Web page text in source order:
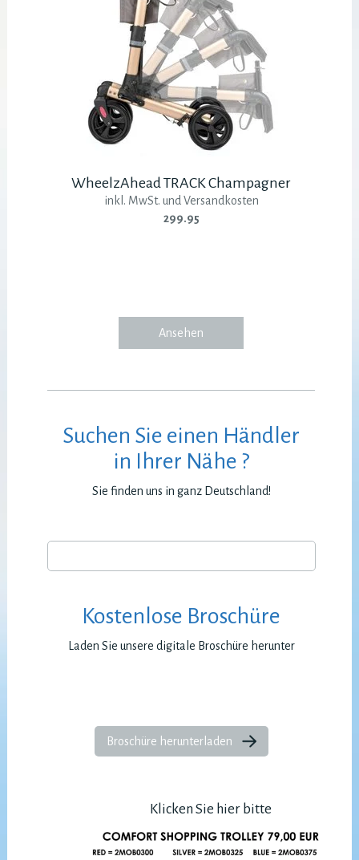
WheelzAhead TRACK Champagner
inkl. MwSt. und Versandkosten
299.95
Ansehen
Suchen Sie einen Händler
in Ihrer Nähe ?
Sie finden uns in ganz Deutschland!
Kostenlose Broschüre
Laden Sie unsere digitale Broschüre herunter
Broschüre herunterladen
Klicken Sie hier bitte